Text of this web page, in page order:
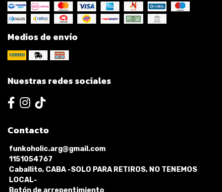
Medios de envío
Nuestras redes sociales
Contacto
funkoholic.arg@gmail.com
1151054767
Caballito, CABA -SOLO PARA RETIROS, NO TENEMOS
LOCAL-